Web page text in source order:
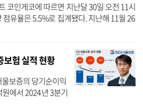
코인게코에 따르면 지난달 30일 오전 11시
유율은 5.5%로 집계됐다. 지난해 11월 26
안하면 증가세가 이어지고 있는 셈이다.
험 실적 현황
보증의 당기순이익
에서 2024년 3분기
소했다. 같은 기간